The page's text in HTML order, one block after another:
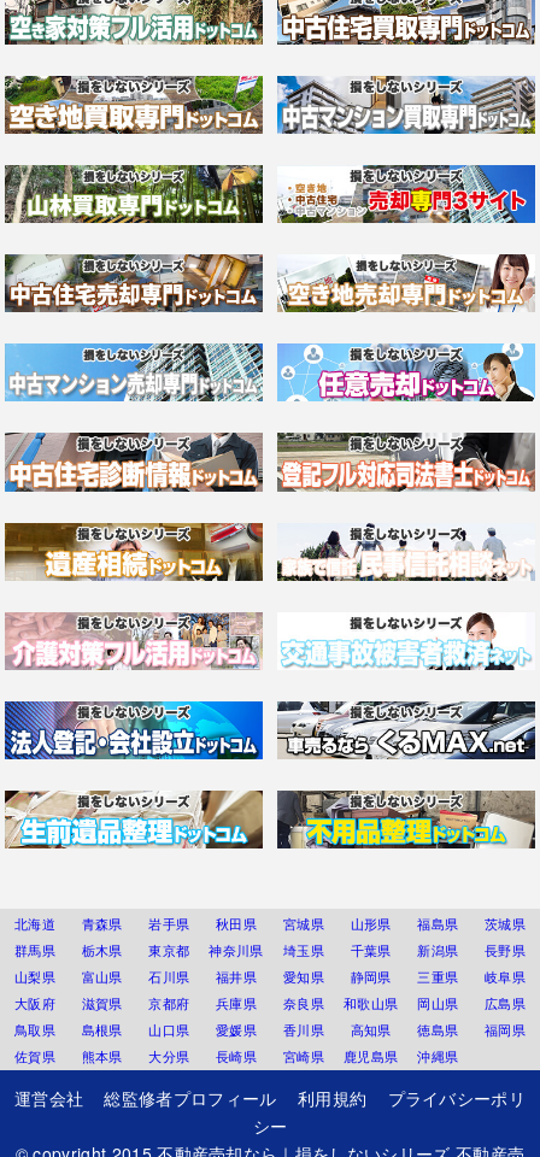
北海道 青森県 岩手県 秋田県 宮城県 山形県 福島県
茨城県
群馬県
栃木県 東京都 神奈川県 埼玉県 千葉県 新潟県
長野県
山梨県
富山県 石川県 福井県 愛知県 静岡県 三重県
岐阜県
大阪府
滋賀県 京都府 兵庫県 奈良県 和歌山県 岡山県
広島県
鳥取県
島根県 山口県 愛媛県 香川県 高知県 徳島県
福岡県
佐賀県
熊本県 大分県 長崎県 宮崎県 鹿児島県 沖縄県
運営会社 総監修者プロフィール 利用規約
プライバシーポリ
シー